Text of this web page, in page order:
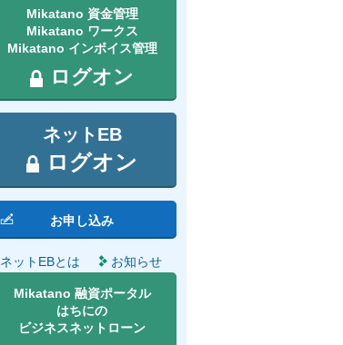
Mikatano 資金管理
Mikatano ワークス
Mikatano インボイス管理
ログオン
ネットEB
ログオン
お申し込み
ネットEBとは お知らせ
Mikatano 融資ポータル
はちにの
ビジネスネットローン